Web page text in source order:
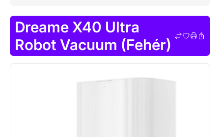
Dreame X40 Ultra
Robot Vacuum (Fehér)